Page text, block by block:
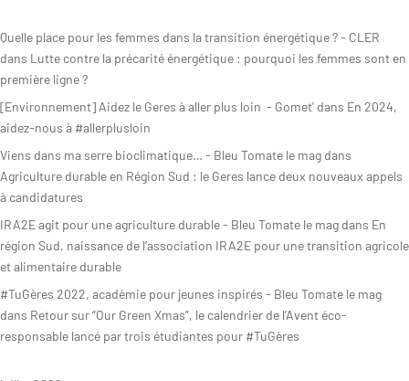
Quelle place pour les femmes dans la transition énergétique ? - CLER
dans Lutte contre la précarité énergétique : pourquoi les femmes sont en
première ligne ?
[Environnement] Aidez le Geres à aller plus loin - Gomet' dans En 2024,
aidez-nous à #allerplusloin
Viens dans ma serre bioclimatique… - Bleu Tomate le mag dans
Agriculture durable en Région Sud : le Geres lance deux nouveaux appels
à candidatures
IRA2E agit pour une agriculture durable - Bleu Tomate le mag dans En
région Sud, naissance de l’association IRA2E pour une transition agricole
et alimentaire durable
#TuGères 2022, académie pour jeunes inspirés - Bleu Tomate le mag
dans Retour sur “Our Green Xmas”, le calendrier de l’Avent éco-
responsable lancé par trois étudiantes pour #TuGères